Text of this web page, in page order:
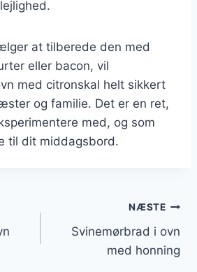
at tilberede den med
eller bacon, vil
med citronskal helt sikkert
og familie. Det er en ret,
med, og som
til dit middagsbord.
NÆSTE
Svinemørbrad i ovn
med honning